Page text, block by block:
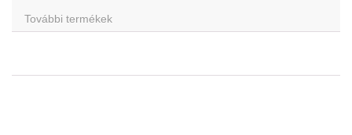
További termékek